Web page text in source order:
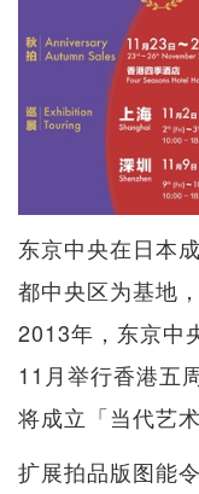
东京中央在日本
都中央区为基地
2013年，东京中
11月举行香港五
将成立「当代艺
扩展拍品版图能